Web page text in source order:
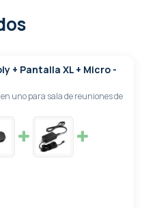
+ Pantalla XL + Micro -
uno para sala de reuniones de